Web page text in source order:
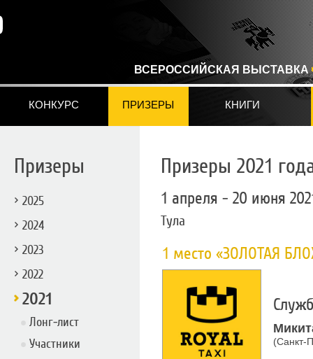
ВСЕРОССИЙСКАЯ ВЫСТАВКА
КОНКУРС ПРИЗЕРЫ КНИГИ
Призеры
2025
2024
2023
2022
2021
Лонг-лист
Участники
Призеры 2021
1 апреля - 20 июня
Тула
1 место «ЗОЛОТАЯ
(Санкт-